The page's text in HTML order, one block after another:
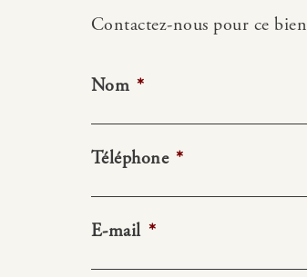
Contactez-nous pour ce bien
Nom *
Téléphone *
E-mail *